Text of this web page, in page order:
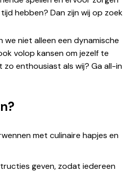
hebben? Dan zijn wij op zoek
we niet alleen een dynamische
volop kansen om jezelf te
zo enthousiast als wij? Ga all-in
met culinaire hapjes en
geven, zodat iedereen